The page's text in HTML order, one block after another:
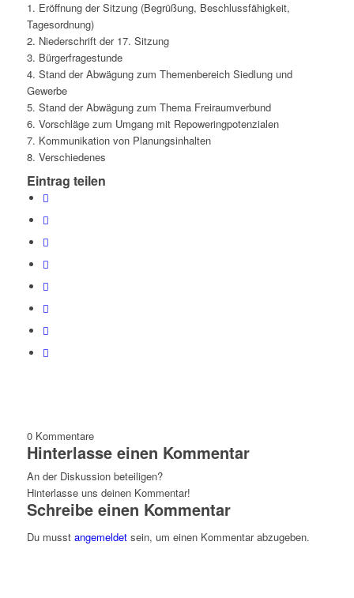
1. Eröffnung der Sitzung (Begrüßung, Beschlussfähigkeit,
Tagesordnung)
2. Niederschrift der 17. Sitzung
3. Bürgerfragestunde
4. Stand der Abwägung zum Themenbereich Siedlung und
Gewerbe
5. Stand der Abwägung zum Thema Freiraumverbund
6. Vorschläge zum Umgang mit Repoweringpotenzialen
7. Kommunikation von Planungsinhalten
8. Verschiedenes
Eintrag teilen
0 Kommentare
Hinterlasse einen Kommentar
An der Diskussion beteiligen?
Hinterlasse uns deinen Kommentar!
Schreibe einen Kommentar
Du musst angemeldetsein, um einen Kommentar abzugeben.